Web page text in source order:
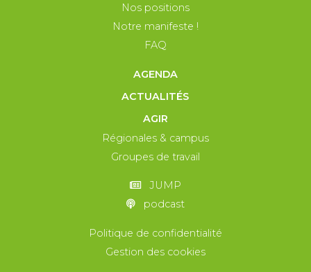
Nos positions
Notre manifeste !
FAQ
AGENDA
ACTUALITÉS
AGIR
Régionales & campus
Groupes de travail
JUMP
podcast
Politique de confidentialité
Gestion des cookies